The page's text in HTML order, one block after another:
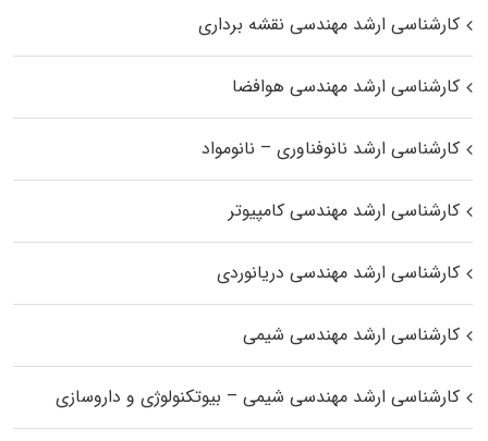
کارشناسی ارشد مهندسی نقشه برداری
کارشناسی ارشد مهندسی هوافضا
کارشناسی ارشد نانوفناوری – نانومواد
کارشناسی ارشد مهندسی کامپیوتر
کارشناسی ارشد مهندسی دریانوردی
کارشناسی ارشد مهندسی شیمی
کارشناسی ارشد مهندسی شیمی – بیوتکنولوژی و داروسازی